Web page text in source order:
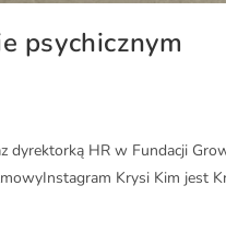
psychicznym
HR w Fundacji
Krysi Kim jest